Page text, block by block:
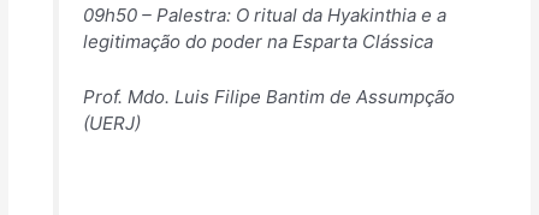
09h50 – Palestra: O ritual da Hyakinthia e a
legitimação do poder na Esparta Clássica
Prof. Mdo. Luis Filipe Bantim de Assumpção
(UERJ)